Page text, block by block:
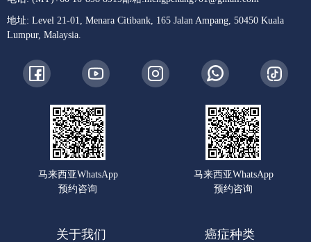
地址: Level 21-01, Menara Citibank, 165 Jalan Ampang, 50450 Kuala
Lumpur, Malaysia.
马来西亚WhatsApp
预约咨询
马来西亚WhatsApp
预约咨询
关于我们 癌症种类